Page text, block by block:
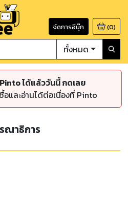
จัดการอีบุ๊ก (0)
ทั้งหมด
ได้แล้ววันนี้ กดเลย
และอ่านได้ต่อเนื่องที่ Pinto
ณาธิการ